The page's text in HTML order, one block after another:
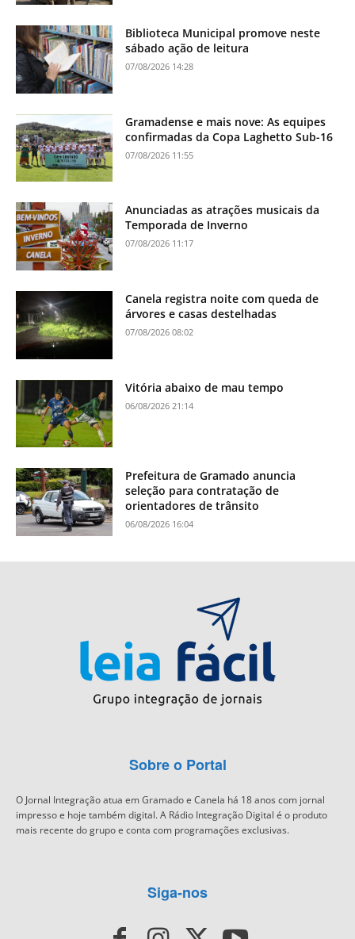
Biblioteca Municipal promove neste
sábado ação de leitura
07/08/2026 14:28
Gramadense e mais nove: As equipes
confirmadas da Copa Laghetto Sub-16
07/08/2026 11:55
Anunciadas as atrações musicais da
Temporada de Inverno
07/08/2026 11:17
Canela registra noite com queda de
árvores e casas destelhadas
07/08/2026 08:02
Vitória abaixo de mau tempo
06/08/2026 21:14
Prefeitura de Gramado anuncia
seleção para contratação de
orientadores de trânsito
06/08/2026 16:04
Sobre o Portal
O Jornal Integração atua em Gramado e Canela há 18 anos com jornal
impresso e hoje também digital. A Rádio Integração Digital é o produto
mais recente do grupo e conta com programações exclusivas.
Siga-nos